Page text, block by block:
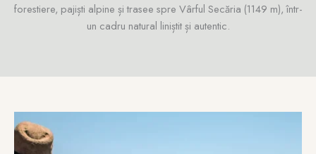
forestiere, pajiști alpine și trasee spre Vârful Secăria (1149 m), într-
un cadru natural liniștit și autentic.